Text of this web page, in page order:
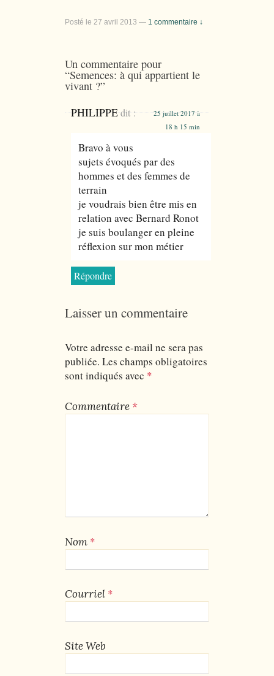
Posté le 27 avril 2013 — 1 commentaire ↓
Un commentaire pour
“Semences: à qui appartient le
vivant ?”
PHILIPPEdit :
25 juillet 2017 à
18 h 15 min
Bravo à vous
sujets évoqués par des
hommes et des femmes de
terrain
je voudrais bien être mis en
relation avec Bernard Ronot
je suis boulanger en pleine
réflexion sur mon métier
Répondre
Laisser un commentaire
Votre adresse e-mail ne sera pas
publiée. Les champs obligatoires
sont indiqués avec *
Commentaire *
Nom *
Courriel *
Site Web